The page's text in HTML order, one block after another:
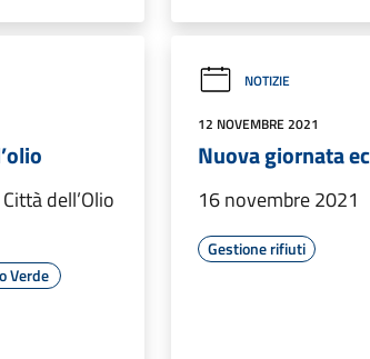
dell’Olio
Verde
NOTIZIE
12 NOVEMBRE 2021
Nuova giornata
16 novembre 2021
Gestione rifiuti